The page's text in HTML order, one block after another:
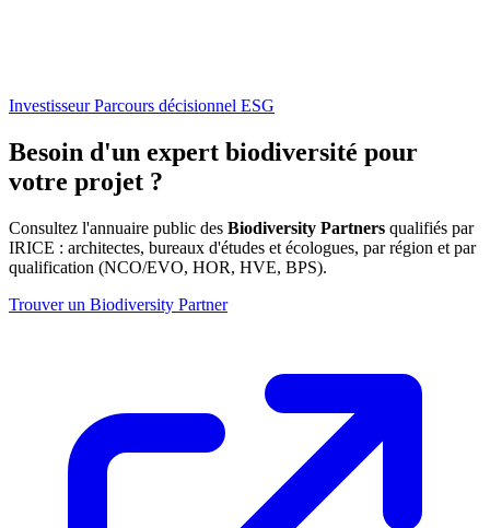
Investisseur Parcours décisionnel ESG
Besoin d'un expert biodiversité pour
votre projet ?
Consultez l'annuaire public des Biodiversity Partners qualifiés par
IRICE : architectes, bureaux d'études et écologues, par région et par
qualification (NCO/EVO, HOR, HVE, BPS).
Trouver un Biodiversity Partner